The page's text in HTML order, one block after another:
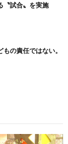
〝試合〟を実施
の責任ではない。